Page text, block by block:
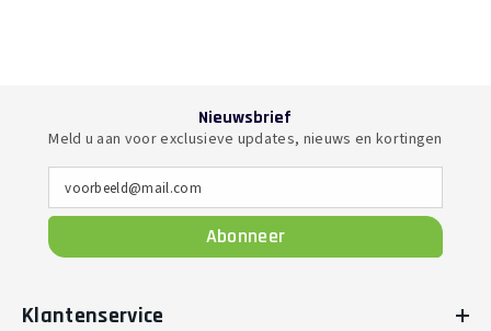
Nieuwsbrief
Meld u aan voor exclusieve updates, nieuws en kortingen
voorbeeld@mail.com
Abonneer
Klantenservice